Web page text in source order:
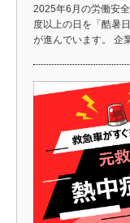
2025年6月の労働安
度以上の日を「酷暑
が進んでいます。 企